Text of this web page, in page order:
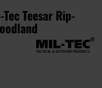
Teesar Rip-